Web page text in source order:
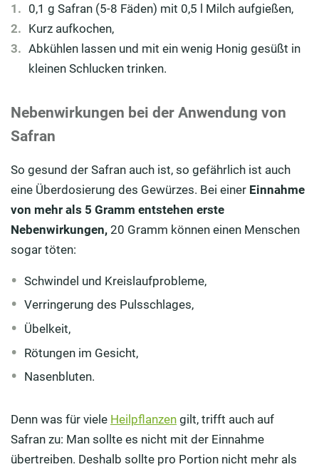
0,1 g Safran (5-8 Fäden) mit 0,5 l Milch aufgießen,
Kurz aufkochen,
Abkühlen lassen und mit ein wenig Honig gesüßt in
kleinen Schlucken trinken.
Nebenwirkungen bei der Anwendung von
Safran
So gesund der Safran auch ist, so gefährlich ist auch
eine Überdosierung des Gewürzes. Bei einer Einnahme
von mehr als 5 Gramm entstehen erste
Nebenwirkungen, 20 Gramm können einen Menschen
sogar töten:
Schwindel und Kreislaufprobleme,
Verringerung des Pulsschlages,
Übelkeit,
Rötungen im Gesicht,
Nasenbluten.
Denn was für viele Heilpflanzen gilt, trifft auch auf
Safran zu: Man sollte es nicht mit der Einnahme
übertreiben. Deshalb sollte pro Portion nicht mehr als